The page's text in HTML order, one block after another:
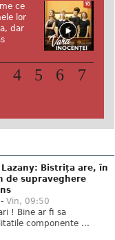
ce
lor
dar
4 5 6
7
Bistrița are, în
de supraveghere
- Vin, 09:50
! Bine ar fi sa
componente ...